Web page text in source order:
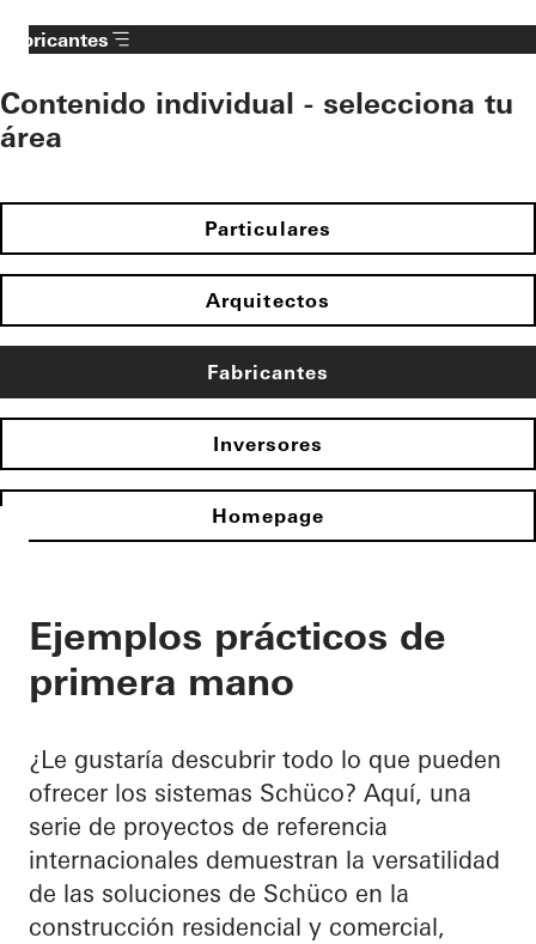
Fabricantes
Contenido individual - selecciona tu
área
Particulares
Arquitectos
Fabricantes
Inversores
Homepage
Ejemplos prácticos de
primera mano
¿Le gustaría descubrir todo lo que pueden
ofrecer los sistemas Schüco? Aquí, una
serie de proyectos de referencia
internacionales demuestran la versatilidad
de las soluciones de Schüco en la
construcción residencial y comercial,